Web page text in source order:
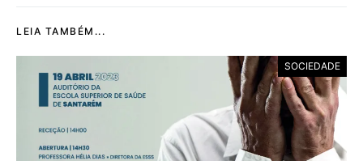
LEIA TAMBÉM...
SOCIEDADE